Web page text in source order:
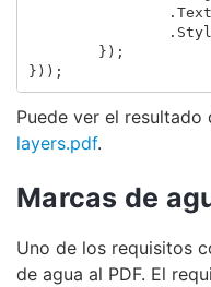
. Text
.
});
}));
Puede ver el
layers.pdf.
Marcas de
Uno de los requisitos
de agua al PDF. El